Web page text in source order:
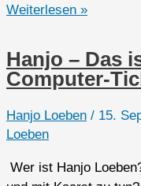
2019er
Highlights
Weiterlesen »
Hanjo – Das
Computer-
Hanjo Loeben / 15.
Loeben
Wer ist Hanjo